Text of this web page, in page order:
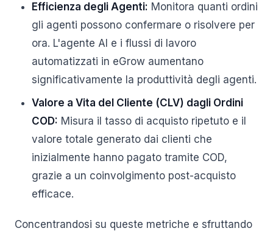
Efficienza degli Agenti: Monitora quanti ordini
gli agenti possono confermare o risolvere per
ora. L'agente AI e i flussi di lavoro
automatizzati in eGrow aumentano
significativamente la produttività degli agenti.
Valore a Vita del Cliente (CLV) dagli Ordini
COD: Misura il tasso di acquisto ripetuto e il
valore totale generato dai clienti che
inizialmente hanno pagato tramite COD,
grazie a un coinvolgimento post-acquisto
efficace.
Concentrandosi su queste metriche e sfruttando